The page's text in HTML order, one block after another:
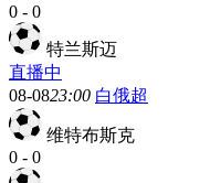
0 - 0
特兰斯迈
直播中
08-0823:00 白俄超
维特布斯克
0 - 0